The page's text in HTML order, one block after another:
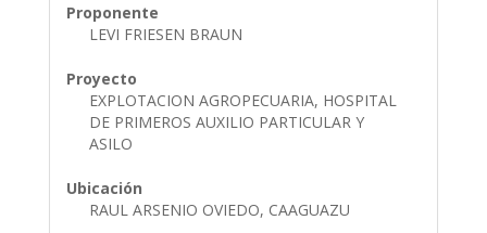
Proponente
LEVI FRIESEN BRAUN
Proyecto
EXPLOTACION AGROPECUARIA, HOSPITAL
DE PRIMEROS AUXILIO PARTICULAR Y
ASILO
Ubicación
RAUL ARSENIO OVIEDO, CAAGUAZU